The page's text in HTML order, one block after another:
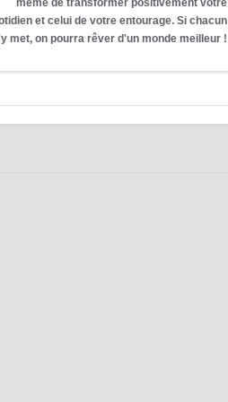
même de transformer positivement votre
et celui de votre entourage. Si chacun
met, on pourra rêver d'un monde meilleur !